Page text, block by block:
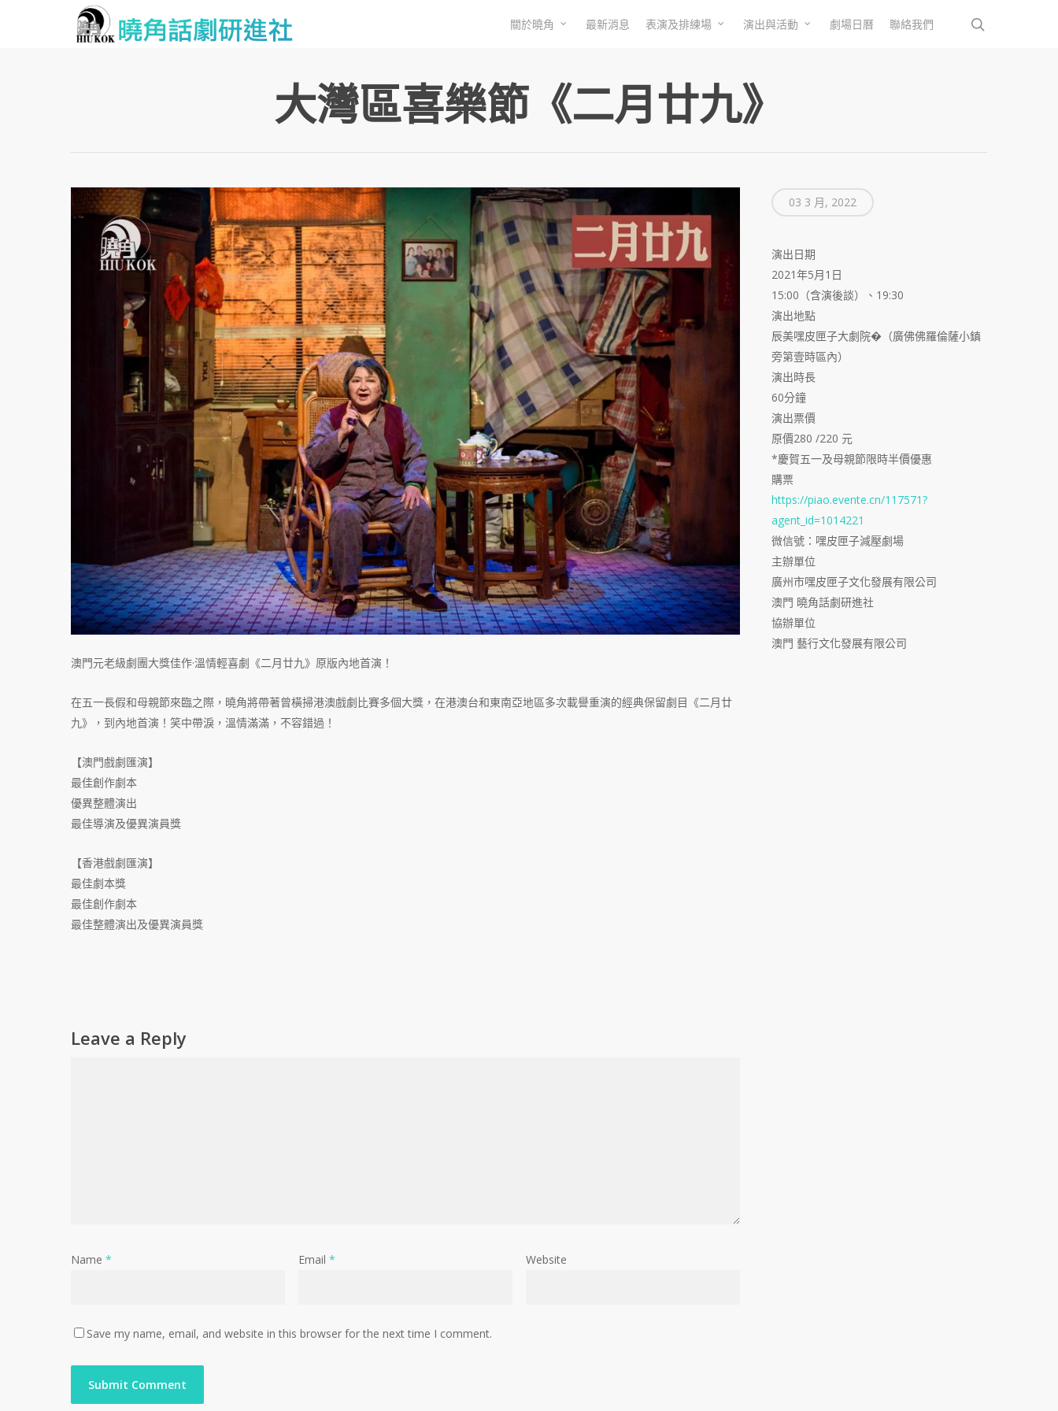
關於曉角 最新消息 表演及排練場 演出與活動 劇場日曆 聯絡我們
大灣區喜樂節《二月廿九》
澳門元老級劇團大獎佳作·溫情輕喜劇《二月廿九》原版內地首演！
在五一長假和母親節來臨之際，曉角將帶著曾橫掃港澳戲劇比賽多個大獎，在港澳台和東南亞地區多次載譽重演的經典保留劇目《二月廿
九》，到內地首演！笑中帶淚，溫情滿滿，不容錯過！
【澳門戲劇匯演】
最佳創作劇本
優異整體演出
最佳導演及優異演員獎
【香港戲劇匯演】
最佳劇本獎
最佳創作劇本
最佳整體演出及優異演員獎
Leave a Reply
Name * Email* Website
Save my name, email, and website in this browser for the next time I comment.
03 3 月, 2022
演出日期
2021年5月1日
15:00（含演後談）、19:30
演出地點
辰美嘿皮匣子大劇院�（廣佛佛羅倫薩小鎮
旁第壹時區內）
演出時長
60分鐘
演出票價
原價280 /220 元
*慶賀五一及母親節限時半價優惠
購票
https://piao.evente.cn/117571?
agent_id=1014221
微信號：嘿皮匣子減壓劇場
主辦單位
廣州市嘿皮匣子文化發展有限公司
澳門 曉角話劇研進社
協辦單位
澳門 藝行文化發展有限公司